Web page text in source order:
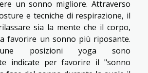
un sonno migliore. Attraverso
e tecniche di respirazione, il
sia la mente che il corpo,
favorire un sonno più riposante.
posizioni yoga sono
indicate per favorire il "sonno